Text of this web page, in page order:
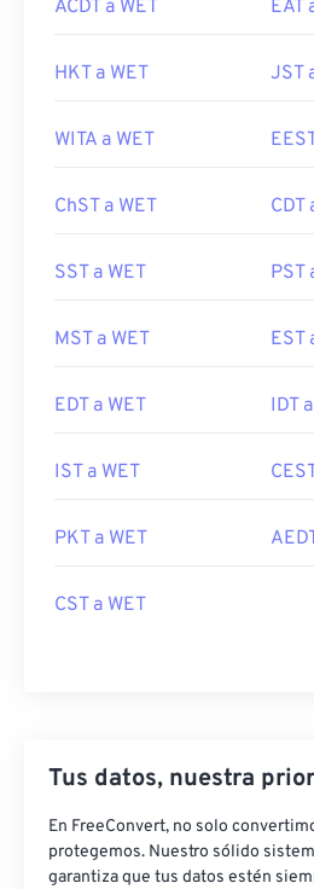
ACDT a WET EAT
HKT a WET JST
WITA a WET
ChST a WET CDT
SST a WET PST
MST a WET EST
EDT a WET IDT
IST a WET
PKT a WET
CST a WET
Tus datos, nuestra
En FreeConvert, no solo
protegemos. Nuestro sólido
garantiza que tus datos estén